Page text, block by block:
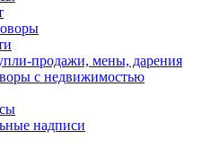
продажи, мены, дарения
с недвижимостью
надписи